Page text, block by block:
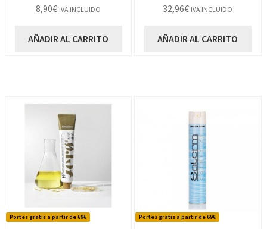
8,90€ IVA INCLUIDO
AÑADIR AL CARRITO
32,96€ IVA INCLUIDO
AÑADIR AL CARRITO
Portes gratis a partir de 69€ Portes gratis a partir de 69€